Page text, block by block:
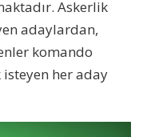
Askerlik
adaylardan,
komando
her aday